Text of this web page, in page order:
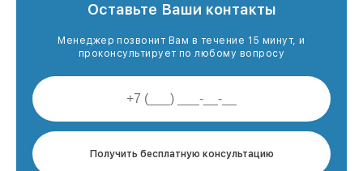
Оставьте Ваши контакты
Менеджер позвонит Вам в течение 15 минут, и
проконсультирует по любому вопросу
Получить бесплатную консультацию